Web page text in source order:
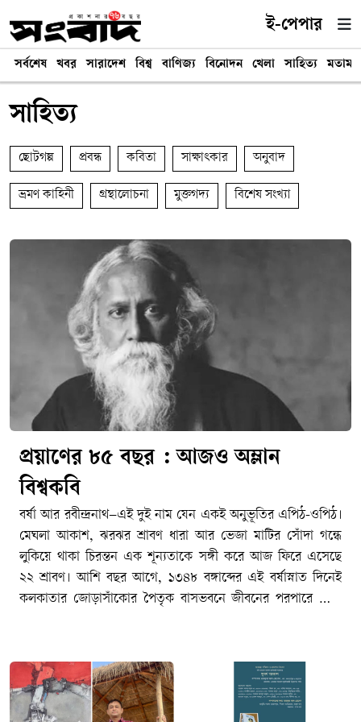
ই-পেপার
সর্বশেষ খবর সারাদেশ বিশ্ব বাণিজ্য বিনোদন খেলা সাহিত্য মতামত
সাহিত্য
ছোটগল্প প্রবন্ধ কবিতা সাক্ষাৎকার অনুবাদ
ভ্রমণ কাহিনী গ্রন্থালোচনা মুক্তগদ্য বিশেষ সংখ্যা
প্রয়াণের ৮৫ বছর : আজও অম্লান
বিশ্বকবি
বর্ষা আর রবীন্দ্রনাথ–এই দুই নাম যেন একই অনুভূতির এপিঠ-ওপিঠ।
মেঘলা আকাশ, ঝরঝর শ্রাবণ ধারা আর ভেজা মাটির সোঁদা গন্ধে
লুকিয়ে থাকা চিরন্তন এক শূন্যতাকে সঙ্গী করে আজ ফিরে এসেছে
২২ শ্রাবণ। আশি বছর আগে, ১৩৪৮ বঙ্গাব্দের এই বর্ষাস্নাত দিনেই
কলকাতার জোড়াসাঁকোর পৈতৃক বাসভবনে জীবনের পরপারে পাড়ি
গেলেও বাঙালির হৃদয়ে তিনি এতটুকু পুরোনো হননি। জীবনের
অনাবিল আনন্দ, গভীর বেদনা, বিরহ-মিলন কিংবা প্রার্থনা–মানুষের
মনস্তাত্ত্বিক প্রতিচ্ছবির প্রতিটি নিবিড় কোণে আজও তিনি একইভাবে